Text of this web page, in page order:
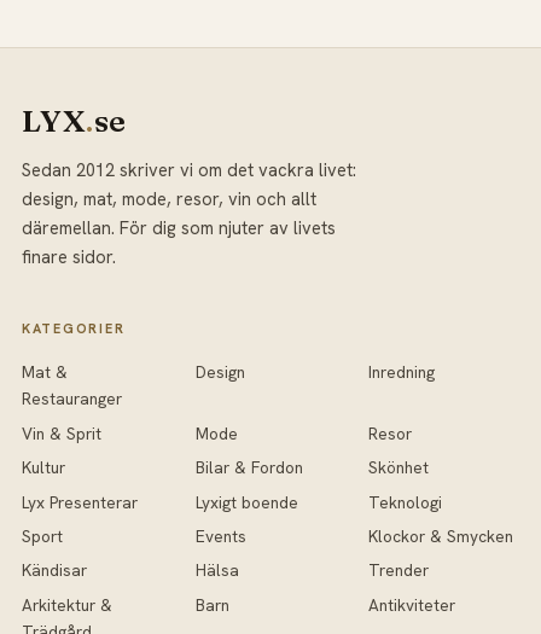
LYX.se
Sedan 2012 skriver vi om det vackra livet:
design, mat, mode, resor, vin och allt
däremellan. För dig som njuter av livets
finare sidor.
KATEGORIER
Mat &
Restauranger
Design Inredning
Vin & Sprit Mode
Resor
Kultur
Bilar & Fordon
Skönhet
Lyx Presenterar
Lyxigt boende
Teknologi
Sport
Events
Klockor & Smycken
Kändisar
Hälsa
Trender
Arkitektur &
Barn Antikviteter